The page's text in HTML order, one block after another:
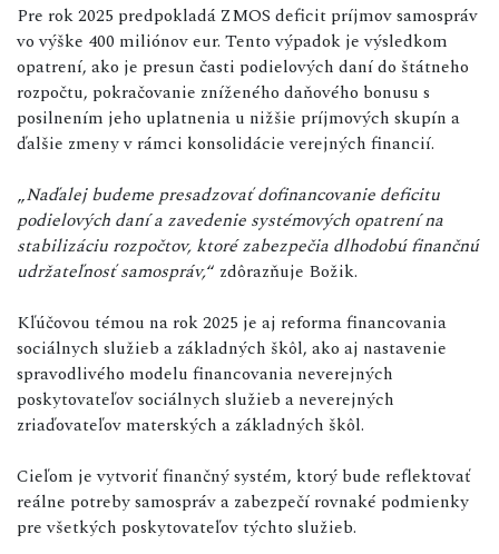
Pre rok 2025 predpokladá ZMOS deficit príjmov samospráv
vo výške 400 miliónov eur. Tento výpadok je výsledkom
opatrení, ako je presun časti podielových daní do štátneho
rozpočtu, pokračovanie zníženého daňového bonusu s
posilnením jeho uplatnenia u nižšie príjmových skupín a
ďalšie zmeny v rámci konsolidácie verejných financií.
„Naďalej budeme presadzovať dofinancovanie deficitu
podielových daní a zavedenie systémových opatrení na
stabilizáciu rozpočtov, ktoré zabezpečia dlhodobú finančnú
udržateľnosť samospráv,“ zdôrazňuje Božik.
Kľúčovou témou na rok 2025 je aj reforma financovania
sociálnych služieb a základných škôl, ako aj nastavenie
spravodlivého modelu financovania neverejných
poskytovateľov sociálnych služieb a neverejných
zriaďovateľov materských a základných škôl.
Cieľom je vytvoriť finančný systém, ktorý bude reflektovať
reálne potreby samospráv a zabezpečí rovnaké podmienky
pre všetkých poskytovateľov týchto služieb.